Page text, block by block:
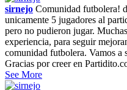
sirnejo Comunidad futbolera!
unicamente 5 jugadores al
pero no pudieron jugar.
experiencia, para seguir
comunidad futbolera. Vamos a
Gracias por creer en
See More